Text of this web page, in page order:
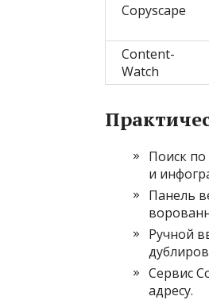
Copyscape
Content-
Watch
Поиск
и
Панель
Ручной
Сервис
адресу.